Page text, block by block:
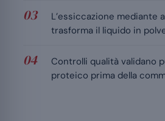
L’essiccazione mediante
trasforma il liquido in
Controlli qualità validano
proteico prima della